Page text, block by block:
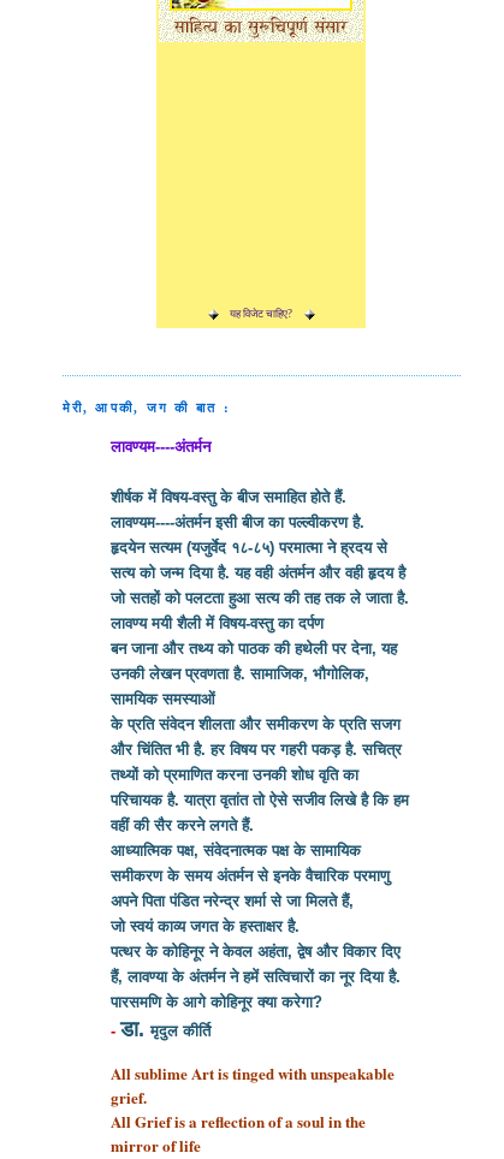
यह विजेट चाहिए?
मेरी, आपकी, जग की बात :
लावण्यम----अंतर्मन
शीर्षक में विषय-वस्तु के बीज समाहित होते हैं.
लावण्यम----अंतर्मन इसी बीज का पल्ल्वीकरण है.
हृदयेन सत्यम (यजुर्वेद १८-८५) परमात्मा ने ह्रदय से
सत्य को जन्म दिया है. यह वही अंतर्मन और वही हृदय है
जो सतहों को पलटता हुआ सत्य की तह तक ले जाता है.
लावण्य मयी शैली में विषय-वस्तु का दर्पण
बन जाना और तथ्य को पाठक की हथेली पर देना, यह
उनकी लेखन प्रवणता है. सामाजिक, भौगोलिक,
सामयिक समस्याओं
के प्रति संवेदन शीलता और समीकरण के प्रति सजग
और चिंतित भी है. हर विषय पर गहरी पकड़ है. सचित्र
तथ्यों को प्रमाणित करना उनकी शोध वृति का
परिचायक है. यात्रा वृतांत तो ऐसे सजीव लिखे है कि हम
वहीं की सैर करने लगते हैं.
आध्यात्मिक पक्ष, संवेदनात्मक पक्ष के सामायिक
समीकरण के समय अंतर्मन से इनके वैचारिक परमाणु
अपने पिता पंडित नरेन्द्र शर्मा सेजा मिलते हैं,
जो स्वयं काव्य जगत के हस्ताक्षर है.
पत्थर के कोहिनूर ने केवल अहंता, द्वेष और विकार दिए
हैं, लावण्या के अंतर्मन ने हमें सत्विचारों का नूर दिया है.
पारसमणि के आगे कोहिनूर क्या करेगा?
- डा.मृदुल कीर्ति
All sublime Art is tinged with unspeakable
grief.
All Grief is a reflection of a soulin the
mirror of life